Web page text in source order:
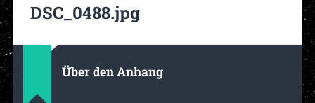
DSC_0488.jpg
Über den Anhang